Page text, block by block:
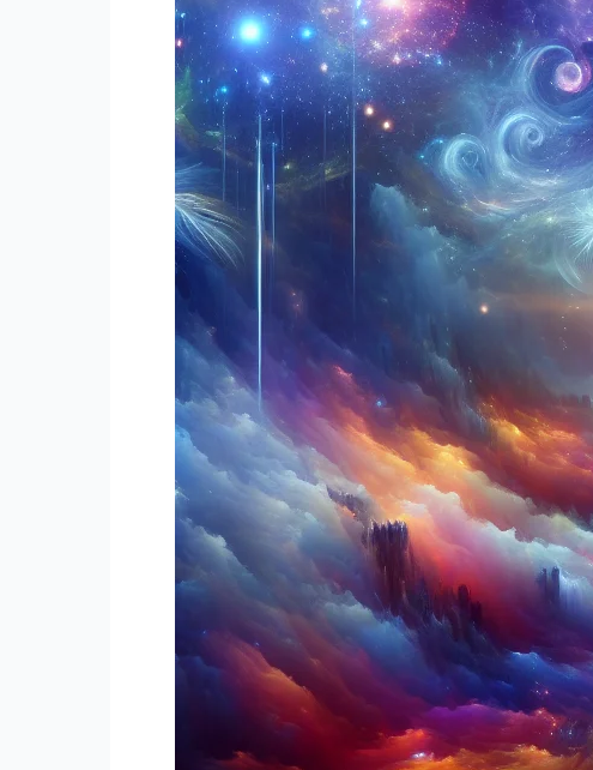
속
에
서
산
책
하
는
꿈
몽